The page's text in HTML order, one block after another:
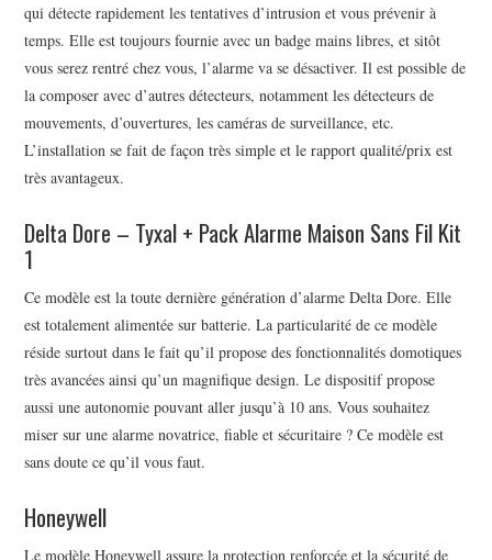
qui détecte rapidement les tentatives d’intrusion et vous prévenir à
temps. Elle est toujours fournie avec un badge mains libres, et sitôt
vous serez rentré chez vous, l’alarme va se désactiver. Il est possible de
la composer avec d’autres détecteurs, notamment les détecteurs de
mouvements, d’ouvertures, les caméras de surveillance, etc.
L’installation se fait de façon très simple et le rapport qualité/prix est
très avantageux.
Delta Dore – Tyxal + Pack Alarme Maison Sans Fil Kit
1
Ce modèle est la toute dernière génération d’alarme Delta Dore. Elle
est totalement alimentée sur batterie. La particularité de ce modèle
réside surtout dans le fait qu’il propose des fonctionnalités domotiques
très avancées ainsi qu’un magnifique design. Le dispositif propose
aussi une autonomie pouvant aller jusqu’à 10 ans. Vous souhaitez
miser sur une alarme novatrice, fiable et sécuritaire ? Ce modèle est
sans doute ce qu’il vous faut.
Honeywell
Le modèle Honeywell assure la protection renforcée et la sécurité de